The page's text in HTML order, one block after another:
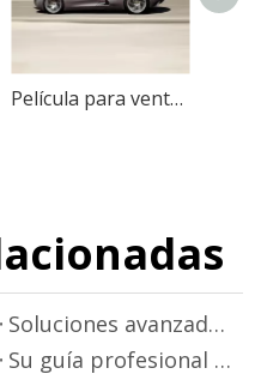
Película para ventana de coche anticalor a prueba de explosiones Uv 99%
Soluciones avanzadas de películas de aislamiento térmico
Su guía profesional para aplicar películas para ventanas de automóviles